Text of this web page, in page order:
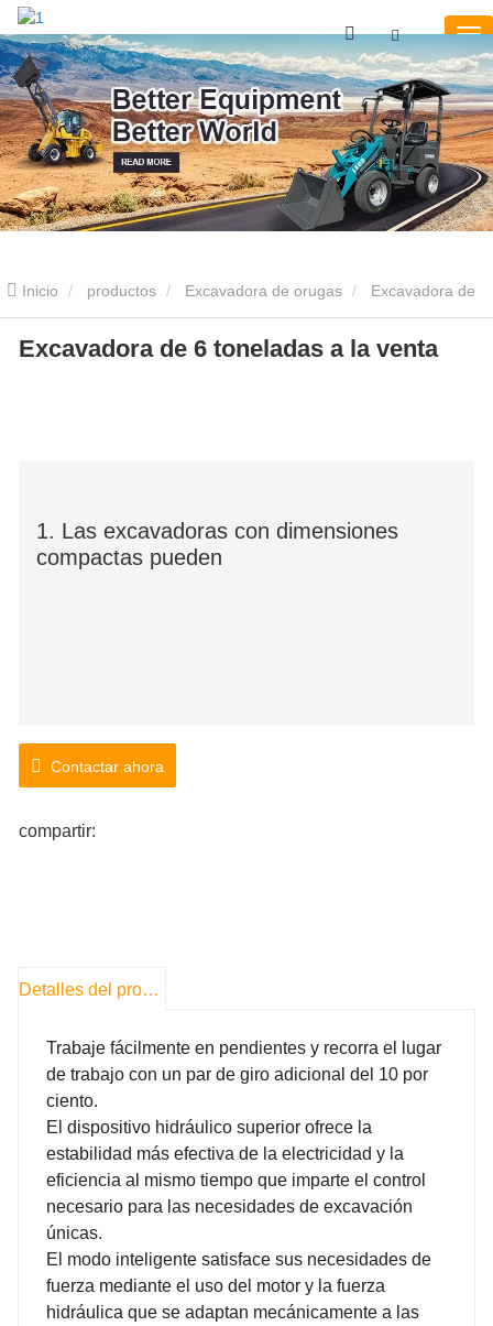
Inicio productos Excavadora de orugas Excavadora de
6 toneladas Excavadora de 6 toneladas a la venta
Excavadora de 6 toneladas a la venta
1. Las excavadoras con dimensiones
compactas pueden
Contactar ahora
compartir:
Detalles del producto
Trabaje fácilmente en pendientes y recorra el lugar
de trabajo con un par de giro adicional del 10 por
ciento.
El dispositivo hidráulico superior ofrece la
estabilidad más efectiva de la electricidad y la
eficiencia al mismo tiempo que imparte el control
necesario para las necesidades de excavación
únicas.
El modo inteligente satisface sus necesidades de
fuerza mediante el uso del motor y la fuerza
hidráulica que se adaptan mecánicamente a las